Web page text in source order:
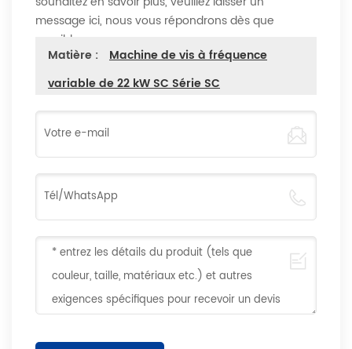
message ici, nous vous répondrons dès que
possible
Matière :
Machine de vis à fréquence
variable de 22 kW SC Série SC